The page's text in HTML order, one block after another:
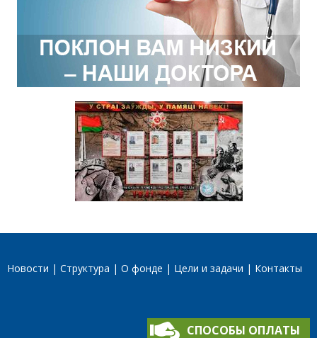
Новости Структура О фонде Цели и задачи Контакты
СПОСОБЫ ОПЛАТЫ